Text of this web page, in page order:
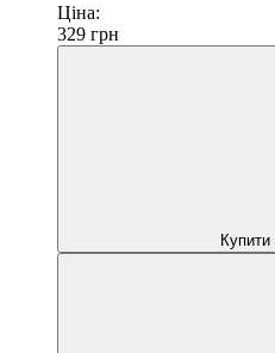
Ціна:
329 грн
Купити